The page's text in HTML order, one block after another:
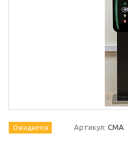
Ожидается Артикул:CMA